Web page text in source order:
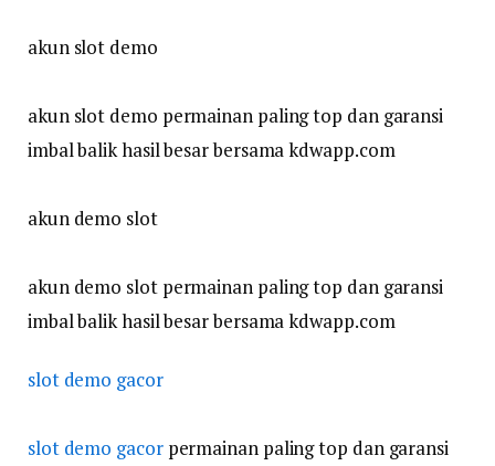
akun slot demo
akun slot demo permainan paling top dan garansi
imbal balik hasil besar bersama kdwapp.com
akun demo slot
akun demo slot permainan paling top dan garansi
imbal balik hasil besar bersama kdwapp.com
slot demo gacor
slot demo gacorpermainan paling top dan garansi